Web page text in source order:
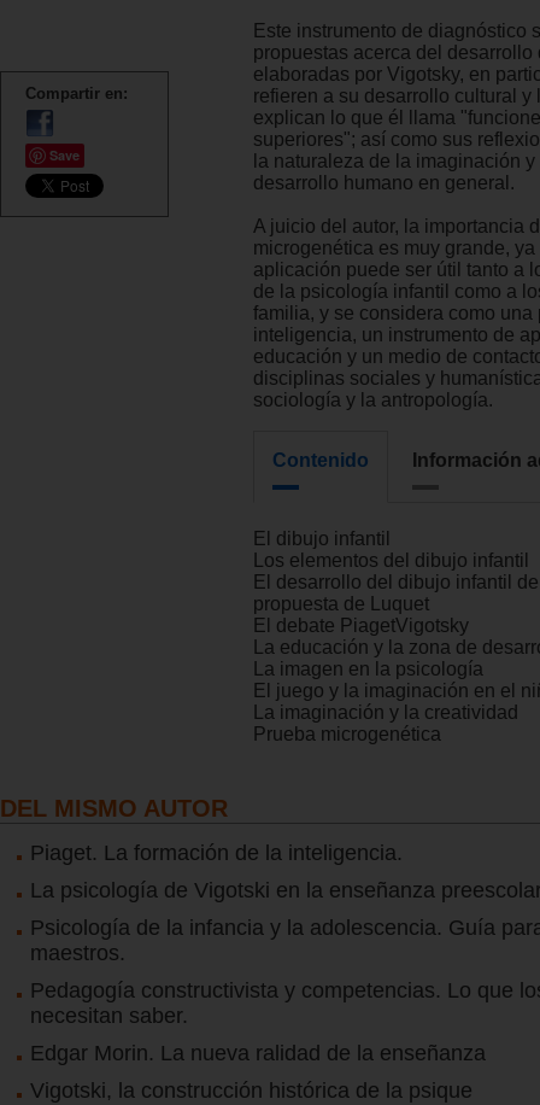
Compartir en:
Save
Este instrumento de diagnóstico
propuestas acerca del desarrollo
elaboradas por Vigotsky, en
refieren a su desarrollo cultural y
explican lo que él llama
superiores"; así como sus
la naturaleza de la imaginación
desarrollo humano en general.
A juicio del autor, la importancia
microgenética es muy grande, ya
aplicación puede ser útil tanto a
de la psicología infantil como a
familia, y se considera como una
inteligencia, un instrumento de
educación y un medio de
disciplinas sociales y
sociología y la antropología.
Contenido Información
El dibujo infantil
Los elementos del dibujo infantil
El desarrollo del dibujo infantil
propuesta de Luquet
El debate PiagetVigotsky
La educación y la zona de
La imagen en la psicología
El juego y la imaginación en el
La imaginación y la creatividad
Prueba microgenética
DEL MISMO AUTOR
Piaget. La formación de la inteligencia.
La psicología de Vigotski en la enseñanza
Psicología de la infancia y la adolescencia. Guía
maestros.
Pedagogía constructivista y competencias. Lo que
necesitan saber.
Edgar Morin. La nueva ralidad de la enseñanza
Vigotski, la construcción histórica de la psique